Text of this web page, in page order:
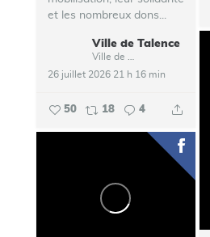
et les nombreux dons...
Ville de Talence
26 juillet 2026 21 h 16 min
50 18 4